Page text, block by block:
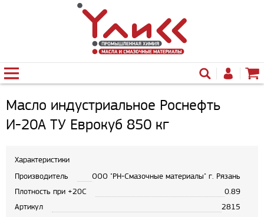
Масло индустриальное Роснефть
И-20А ТУ Еврокуб 850 кг
Характеристики
Производитель
ООО "РН-Смазочные материалы" г. Рязань
Плотность при +20С
0.89
Артикул
2815